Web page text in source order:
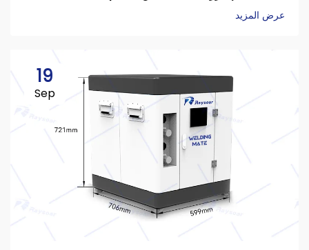
عرض المزيد
19
Sep